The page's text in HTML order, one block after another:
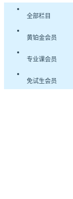
全部栏目
黄铂金会员
专业课会员
免试生会员